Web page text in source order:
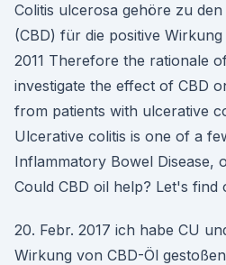
Colitis ulcerosa gehöre zu
(CBD) für die positive
2011 Therefore the rationale
investigate the effect of CBD
from patients with ulcerative
Ulcerative colitis is one of a
Inflammatory Bowel Disease,
Could CBD oil help? Let's find
20. Febr. 2017 ich habe CU
Wirkung von CBD-Öl